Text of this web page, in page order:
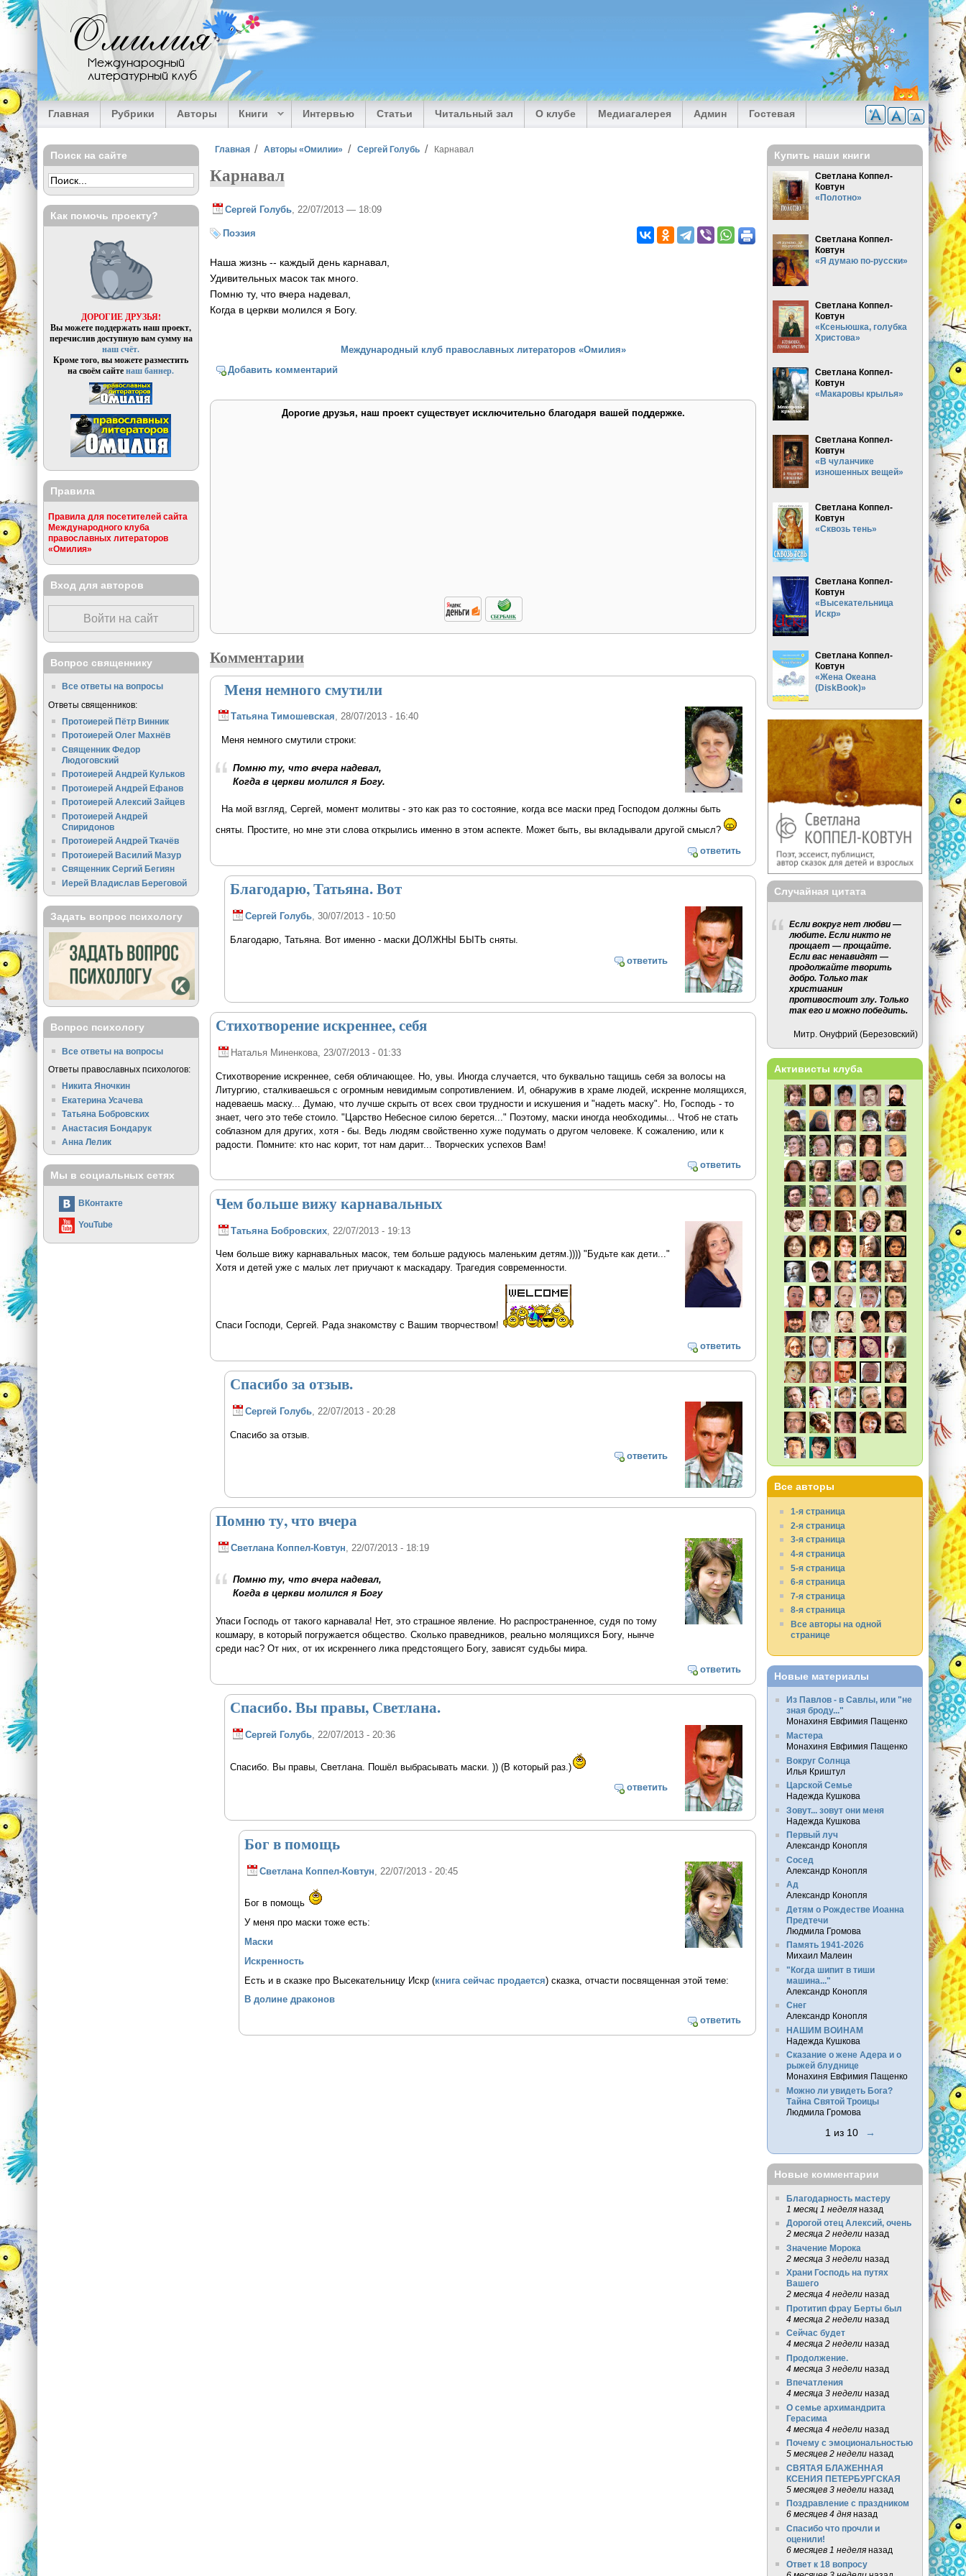
Перейти к основному содержанию
Омилия
Международный
литературный клуб
Главная Рубрики Авторы Книги Интервью Статьи Читальный зал О клубе Медиагалерея Админ Гостевая
Вы здесь
Главная Авторы «Омилии» Сергей Голубь Карнавал
Карнавал
Сергей Голубь , 22/07/2013 — 18:09
Поэзия
Наша жизнь -- каждый день карнавал,
Удивительных масок так много.
Помню ту, что вчера надевал,
Когда в церкви молился я Богу.
Международный клуб православных литераторов «Омилия»
Добавить комментарий
Дорогие друзья, наш проект существует исключительно благодаря вашей поддержке.
Комментарии
Меня немного смутили
Татьяна Тимошевская, 28/07/2013 - 16:40
Меня немного смутили строки:
Помню ту, что вчера надевал,
Когда в церкви молился я Богу.
На мой взгляд, Сергей, момент молитвы - это как раз то состояние, когда все маски пред Господом должны быть
сняты. Простите, но мне эти слова открылись именно в этом аспекте. Может быть, вы вкладывали другой смысл?
ответить
Благодарю, Татьяна. Вот
Сергей Голубь, 30/07/2013 - 10:50
Благодарю, Татьяна. Вот именно - маски ДОЛЖНЫ БЫТЬ сняты.
ответить
Стихотворение искреннее, себя
Наталья Миненкова, 23/07/2013 - 01:33
Стихотворение искреннее, себя обличающее. Но, увы. Иногда случается, что буквально тащишь себя за волосы на
Литургию, сталкиваешься с огромным невидимым сопротивлением. И, обнаружив в храме людей, искренне молящихся,
надеваешь маску... Думаю, что лучше скрыть от всех свои трудности и искушения и "надеть маску". Но, Господь - то
знает, чего это тебе стоило. "Царство Небесное силою берется..." Поэтому, маски иногда необходимы... Чтоб не стать
соблазном для других, хотя - бы. Ведь людям свойственно хуже подумать о другом человеке. К сожалению, или к
радости. Помните: кто нас корит, тот нам дарит... Творческих успехов Вам!
ответить
Чем больше вижу карнавальных
Татьяна Бобровских, 22/07/2013 - 19:13
Чем больше вижу карнавальных масок, тем больше радуюсь маленьким детям.)))) "Будьте как дети..."
Хотя и детей уже с малых лет приучают к маскадару. Трагедия современности.
Спаси Господи, Сергей. Рада знакомству с Вашим творчеством!
ответить
Спасибо за отзыв.
Сергей Голубь, 22/07/2013 - 20:28
Спасибо за отзыв.
ответить
Помню ту, что вчера
Светлана Коппел-Ковтун , 22/07/2013 - 18:19
Помню ту, что вчера надевал,
Когда в церкви молился я Богу
Упаси Господь от такого карнавала! Нет, это страшное явление. Но распространенное, судя по тому
кошмару, в который погружается общество. Сколько праведников, реально молящихся Богу, нынче
среди нас? От них, от их искреннего лика предстоящего Богу, зависят судьбы мира.
ответить
Спасибо. Вы правы, Светлана.
Сергей Голубь, 22/07/2013 - 20:36
Спасибо. Вы правы, Светлана. Пошёл выбрасывать маски. )) (В который раз.)
ответить
Бог в помощь
Светлана Коппел-Ковтун , 22/07/2013 - 20:45
Бог в помощь
У меня про маски тоже есть:
Маски
Искренность
Есть и в сказке про Высекательницу Искр (книга сейчас продается) сказка, отчасти посвященная этой теме:
В долине драконов
ответить
Поиск на сайте
Как помочь проекту?
ДОРОГИЕ ДРУЗЬЯ!
Вы можете поддержать наш проект,
перечислив доступную вам сумму на
наш счёт.
Кроме того, вы можете разместить
на своём сайтенаш баннер.
Правила
Правила для посетителей сайта
Международного клуба
православных литераторов
«Омилия»
Вход для авторов
Войти на сайт
Вопрос священнику
Все ответы на вопросы
Ответы священников:
Протоиерей Пётр Винник
Протоиерей Олег Махнёв
Священник Федор
Людоговский
Протоиерей Андрей Кульков
Протоиерей Андрей Ефанов
Протоиерей Алексий Зайцев
Протоиерей Андрей
Спиридонов
Протоиерей Андрей Ткачёв
Протоиерей Василий Мазур
Священник Сергий Бегиян
Иерей Владислав Береговой
Задать вопрос психологу
Вопрос психологу
Все ответы на вопросы
Ответы православных психологов:
Никита Яночкин
Екатерина Усачева
Татьяна Бобровских
Анастасия Бондарук
Анна Лелик
Мы в социальных сетях
ВКонтакте
YouTube
Купить наши книги
Светлана Коппел-
Ковтун
«Полотно»
Светлана Коппел-
Ковтун
«Я думаю по-русски»
Светлана Коппел-
Ковтун
«Ксеньюшка, голубка
Христова»
Светлана Коппел-
Ковтун
«Макаровы крылья»
Светлана Коппел-
Ковтун
«В чуланчике
изношенных вещей»
Светлана Коппел-
Ковтун
«Сквозь тень»
Светлана Коппел-
Ковтун
«Высекательница
Искр»
Светлана Коппел-
Ковтун
«Жена Океана
(DiskBook)»
Случайная цитата
Если вокруг нет любви —
любите. Если никто не
прощает — прощайте.
Если вас ненавидят —
продолжайте творить
добро. Только так
христианин
противостоит злу. Только
так его и можно победить.
Митр. Онуфрий (Березовский)
Активисты клуба
Все авторы
1-я страница
2-я страница
3-я страница
4-я страница
5-я страница
6-я страница
7-я страница
8-я страница
Все авторы на одной
странице
Новые материалы
Из Павлов - в Савлы, или "не
зная броду..."
Монахиня Евфимия Пащенко
Мастера
Монахиня Евфимия Пащенко
Вокруг Солнца
Илья Криштул
Царской Семье
Надежда Кушкова
Зовут... зовут они меня
Надежда Кушкова
Первый луч
Александр Конопля
Сосед
Александр Конопля
Ад
Александр Конопля
Детям о Рождестве Иоанна
Предтечи
Людмила Громова
Память 1941-2026
Михаил Малеин
"Когда шипит в тиши
машина..."
Александр Конопля
Снег
Александр Конопля
НАШИМ ВОИНАМ
Надежда Кушкова
Сказание о жене Адера и о
рыжей блуднице
Монахиня Евфимия Пащенко
Можно ли увидеть Бога?
Тайна Святой Троицы
Людмила Громова
1 из 10 →
Новые комментарии
Благодарность мастеру
1 месяц 1 неделяназад
Дорогой отец Алексий, очень
2 месяца 2 неделиназад
Значение Морока
2 месяца 3 неделиназад
Храни Господь на путях
Вашего
2 месяца 4 неделиназад
Протитип фрау Берты был
4 месяца 2 неделиназад
Сейчас будет
4 месяца 2 неделиназад
Продолжение.
4 месяца 3 неделиназад
Впечатления
4 месяца 3 неделиназад
О семье архимандрита
Герасима
4 месяца 4 неделиназад
Почему с эмоциональностью
5 месяцев 2 неделиназад
СВЯТАЯ БЛАЖЕННАЯ
КСЕНИЯ ПЕТЕРБУРГСКАЯ
5 месяцев 3 неделиназад
Поздравление с праздником
6 месяцев 4 дняназад
Спасибо что прочли и
оценили!
6 месяцев 1 неделяназад
Ответ к 18 вопросу